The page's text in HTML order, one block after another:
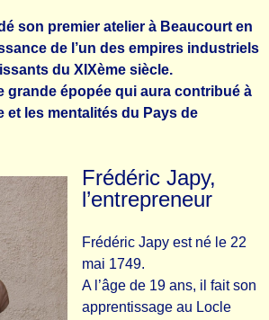
son premier atelier à Beaucourt en
de l’un des empires industriels
du XIXème siècle.
grande épopée qui aura contribué à
et les mentalités du Pays de
Frédéric Japy,
l’entrepreneur
Frédéric Japy est né le 22
mai 1749.
A l’âge de 19 ans, il fait son
apprentissage au Locle